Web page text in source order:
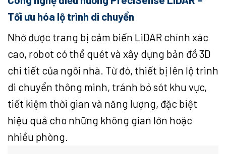
Tối ưu hóa lộ trình di chuyển
Nhờ được trang bị cảm biến LiDAR chính xác
cao, robot có thể quét và xây dựng bản đồ 3D
chi tiết của ngôi nhà. Từ đó, thiết bị lên lộ trình
di chuyển thông minh, tránh bỏ sót khu vực,
tiết kiệm thời gian và năng lượng, đặc biệt
hiệu quả cho những không gian lớn hoặc
nhiều phòng.